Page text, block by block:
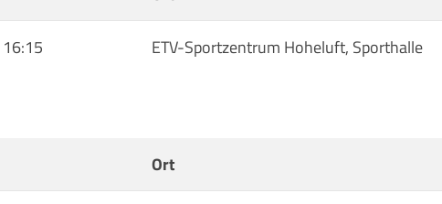
16:15 ETV-Sportzentrum Hoheluft, Sporthalle
Ort